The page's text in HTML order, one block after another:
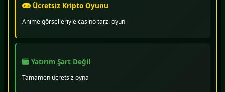
Ücretsiz Kripto Oyunu
Anime görselleriyle casino tarzı oyun
Yatırım Şart Değil
Tamamen ücretsiz oyna